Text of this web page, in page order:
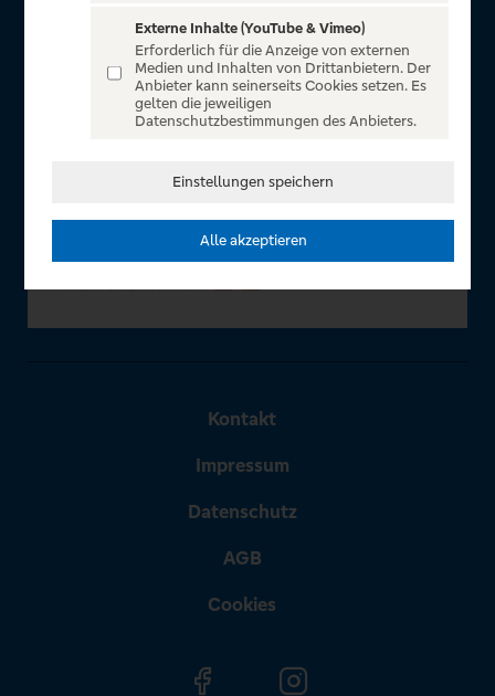
für alle Kunden der Volksbanken Raiffeisenbanken. Auf
unserem einzigartigen Portal finden Sie Tickets für
atemberaubende Konzerte, Musicals und Shows, die
Fußball-Bundesliga sowie die Champions League und die
In Zusammenarbeit mit
Kontakt
Impressum
Datenschutz
AGB
Cookies
Externe Inhalte (YouTube & Vimeo)
Erforderlich für die Anzeige von externen
Medien und Inhalten von Drittanbietern. Der
Anbieter kann seinerseits Cookies setzen. Es
gelten die jeweiligen
Datenschutzbestimmungen des Anbieters.
Einstellungen speichern
Alle akzeptieren